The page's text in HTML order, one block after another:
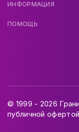
ИНФОРМАЦИЯ
ПОМОЩЬ
© 1999 - 2026
публичной офертой